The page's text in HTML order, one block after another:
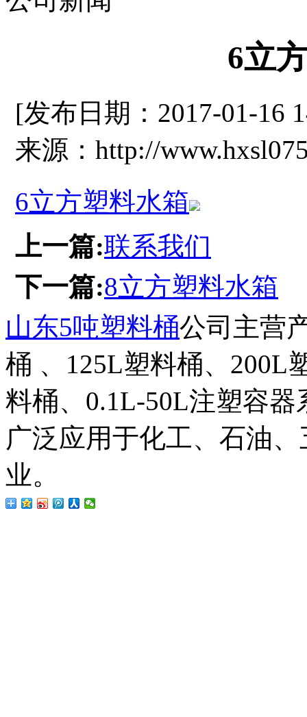
6立
[发布日期：2017-01-16
来源：http://
6立方塑料水箱
上一篇:联系我们
下一篇:8立方塑料水箱
山东5吨塑料桶公司主营
桶 、125L塑料桶、200L
料桶、0.1L-50L注塑容
广泛应用于化工、石油
业。